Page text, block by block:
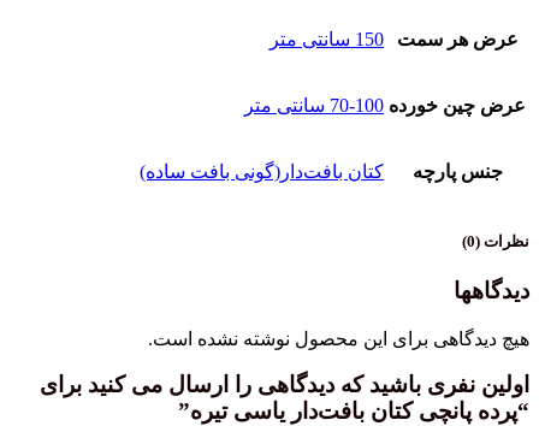
عرض هر سمت 150 سانتی متر
عرض چین خورده 70-100 سانتی متر
جنس پارچه کتان بافت‌دار(گونی بافت ساده)
نظرات (0)
دیدگاهها
هیچ دیدگاهی برای این محصول نوشته نشده است.
اولین نفری باشید که دیدگاهی را ارسال می کنید برای
“پرده پانچی کتان بافت‌دار یاسی تیره”